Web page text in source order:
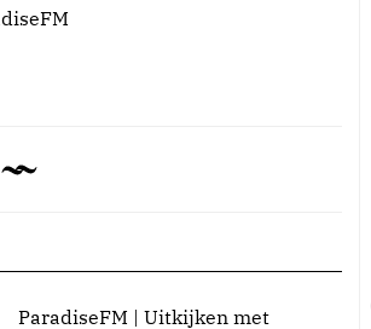
ParadiseFM | Uitkijken met